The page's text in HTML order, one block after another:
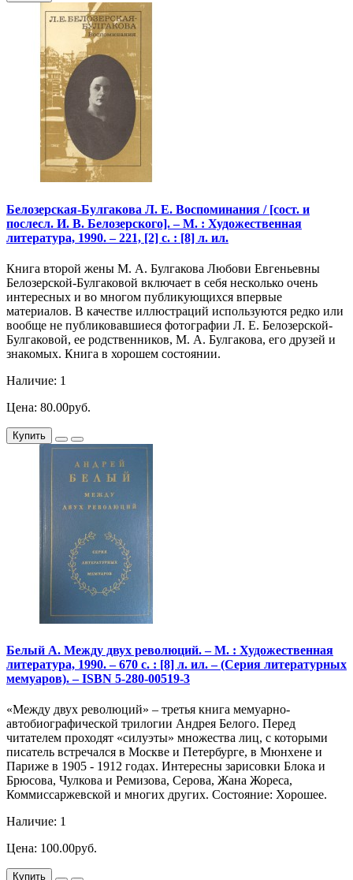
Белозерская-Булгакова Л. Е. Воспоминания / [сост. и
послесл. И. В. Белозерского]. – М. : Художественная
литература, 1990. – 221, [2] с. : [8] л. ил.
Книга второй жены М. А. Булгакова Любови Евгеньевны
Белозерской-Булгаковой включает в себя несколько очень
интересных и во многом публикующихся впервые
материалов. В качестве иллюстраций используются редко или
вообще не публиковавшиеся фотографии Л. Е. Белозерской-
Булгаковой, ее родственников, М. А. Булгакова, его друзей и
знакомых. Книга в хорошем состоянии.
Наличие: 1
Цена: 80.00руб.
Купить
Белый А. Между двух революций. – М. : Художественная
литература, 1990. – 670 с. : [8] л. ил. – (Серия литературных
мемуаров). – ISBN 5-280-00519-3
«Между двух революций» – третья книга мемуарно-
автобиографической трилогии Андрея Белого. Перед
читателем проходят «силуэты» множества лиц, с которыми
писатель встречался в Москве и Петербурге, в Мюнхене и
Париже в 1905 - 1912 годах. Интересны зарисовки Блока и
Брюсова, Чулкова и Ремизова, Серова, Жана Жореса,
Коммиссаржевской и многих других. Состояние: Хорошее.
Наличие: 1
Цена: 100.00руб.
Купить